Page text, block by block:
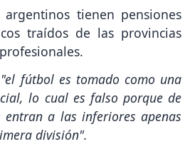
argentinos tienen pensiones
traídos de las provincias
"el fútbol es tomado como una
lo cual es falso porque de
entran a las inferiores apenas
división".